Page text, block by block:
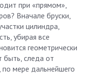
при «прямом»,
Вначале бруски,
цилиндра,
убирая все
геометрически
быть, следа от
по мере дальнейшего